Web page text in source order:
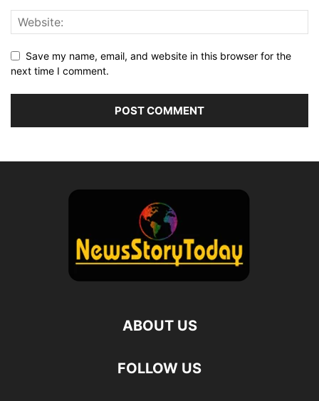
Save my name, email, and website in this browser for the
next time I comment.
ABOUT US
FOLLOW US